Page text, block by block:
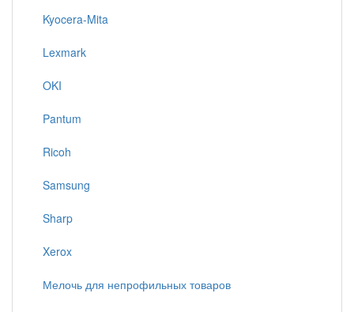
Kyocera-Mita
Lexmark
OKI
Pantum
Ricoh
Samsung
Sharp
Xerox
Мелочь для непрофильных товаров